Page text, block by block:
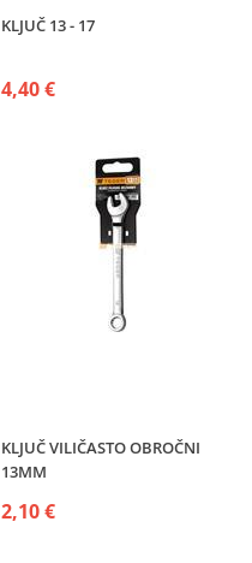
KLJUČ 13 - 17
4,40 €
KLJUČ VILIČASTO OBROČNI
13MM
2,10 €